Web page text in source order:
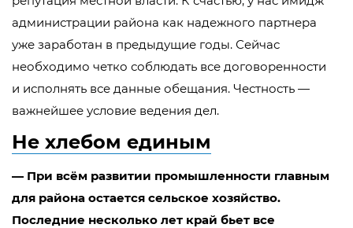
администрации района как надежного партнера
уже заработан в предыдущие годы. Сейчас
необходимо четко соблюдать все договоренности
и исполнять все данные обещания. Честность —
важнейшее условие ведения дел.
Не хлебом единым
— При всём развитии промышленности главным
для района остается сельское хозяйство.
Последние несколько лет край бьет все